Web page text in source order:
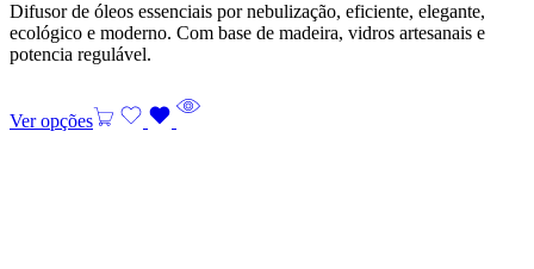
Difusor de óleos essenciais por nebulização, eficiente, elegante,
ecológico e moderno. Com base de madeira, vidros artesanais e
potencia regulável.
Ver opções